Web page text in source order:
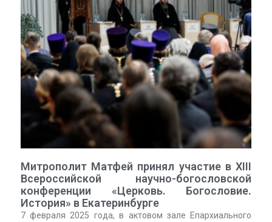
Митрополит Матфей принял участие в XIII
Всероссийской научно-богословской
конференции «Церковь. Богословие.
История» в Екатеринбурге
7 февраля 2025 года, в актовом зале Епархиального